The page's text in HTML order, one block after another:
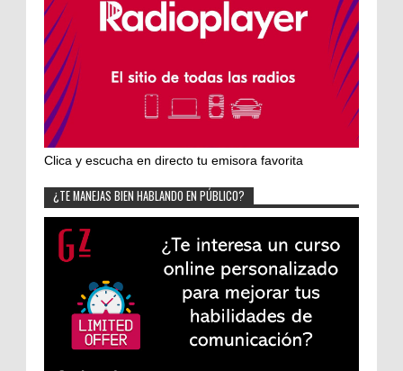
Clica y escucha en directo tu emisora favorita
¿TE MANEJAS BIEN HABLANDO EN PÚBLICO?